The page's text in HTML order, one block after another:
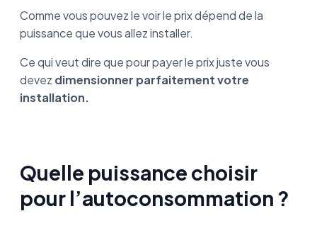
Comme vous pouvez le voir le prix dépend de la
puissance que vous allez installer.
Ce qui veut dire que pour payer le prix juste vous
devez dimensionner parfaitement votre
installation.
Quelle puissance choisir
pour l’autoconsommation ?